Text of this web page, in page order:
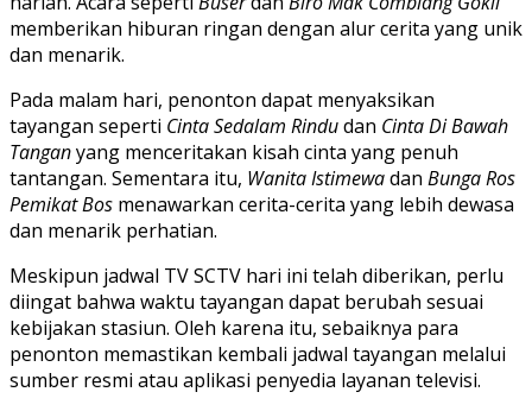
memberikan hiburan ringan dengan alur cerita yang unik
dan menarik.
Pada malam hari, penonton dapat menyaksikan
tayangan seperti Cinta Sedalam Rindudan Cinta Di Bawah
Tanganyang menceritakan kisah cinta yang penuh
tantangan. Sementara itu, Wanita Istimewadan Bunga Ros
Pemikat Bos menawarkan cerita-cerita yang lebih dewasa
dan menarik perhatian.
Meskipun jadwal TV SCTV hari ini telah diberikan, perlu
diingat bahwa waktu tayangan dapat berubah sesuai
kebijakan stasiun. Oleh karena itu, sebaiknya para
penonton memastikan kembali jadwal tayangan melalui
sumber resmi atau aplikasi penyedia layanan televisi.